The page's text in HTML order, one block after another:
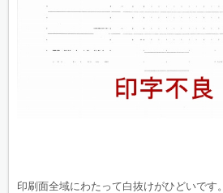
印刷面全域にわたって白抜けがひどいです。